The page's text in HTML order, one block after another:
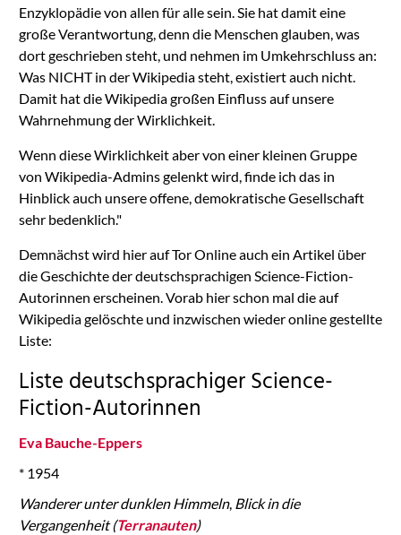
Enzyklopädie von allen für alle sein. Sie hat damit eine
große Verantwortung, denn die Menschen glauben, was
dort geschrieben steht, und nehmen im Umkehrschluss an:
Was NICHT in der Wikipedia steht, existiert auch nicht.
Damit hat die Wikipedia großen Einfluss auf unsere
Wahrnehmung der Wirklichkeit.
Wenn diese Wirklichkeit aber von einer kleinen Gruppe
von Wikipedia-Admins gelenkt wird, finde ich das in
Hinblick auch unsere offene, demokratische Gesellschaft
sehr bedenklich."
Demnächst wird hier auf Tor Online auch ein Artikel über
die Geschichte der deutschsprachigen Science-Fiction-
Autorinnen erscheinen. Vorab hier schon mal die auf
Wikipedia gelöschte und inzwischen wieder online gestellte
Liste:
Liste deutschsprachiger Science-
Fiction-Autorinnen
Eva Bauche-Eppers
* 1954
Wanderer unter dunklen Himmeln, Blick in die
Vergangenheit (Terranauten)